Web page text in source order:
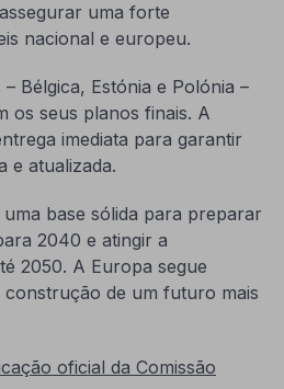
uma forte
nacional e europeu.
Bélgica, Estónia e Polónia –
os seus planos finais. A
imediata para garantir
e atualizada.
base sólida para preparar
2040 e atingir a
2050. A Europa segue
construção de um futuro mais
oficial da Comissão